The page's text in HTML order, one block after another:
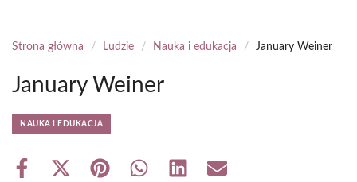
Strona główna / Ludzie / Nauka i edukacja / January Weiner
January Weiner
NAUKA I EDUKACJA
Share
Share Share Share Share Share